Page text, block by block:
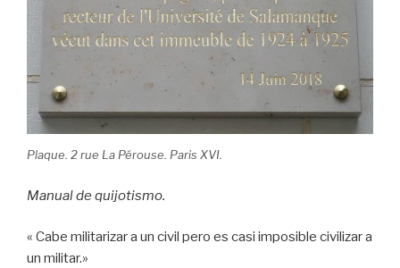
Plaque. 2 rue La Pérouse. Paris XVI.
Manual de quijotismo.
« Cabe militarizar a un civil pero es casi imposible civilizar a
un militar.»